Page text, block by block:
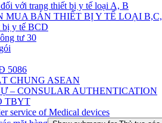
với trang thiết bị y tế loại A, B
MUA BÁN THIẾT BỊ Y TẾ LOẠI
bị y tế BCD
tư 30
5086
CHUNG ASEAN
– CONSULAR AUTHENTICATION
TBYT
service of Medical devices